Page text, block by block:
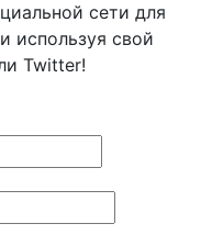
сети для
используя свой
Twitter!